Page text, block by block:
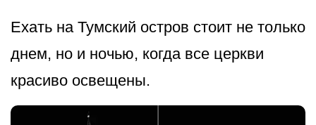
Ехать на Тумский остров стоит не только
днем, но и ночью, когда все церкви
красиво освещены.